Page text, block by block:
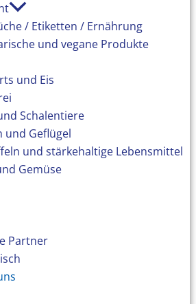
/ Etiketten / Ernährung
und vegane Produkte
und Eis
Schalentiere
und Geflügel
und stärkehaltige Lebensmittel
Gemüse
Partner